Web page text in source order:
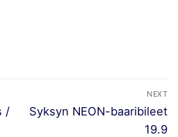
/
NEXT
Next
Syksyn NEON-baaribileet
19.9